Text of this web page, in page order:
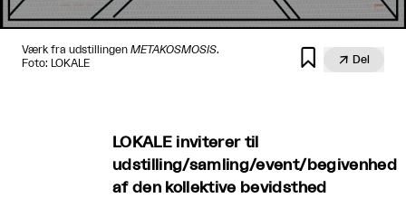
Værk fra udstillingen METAKOSMOSIS.
Foto: LOKALE
  Del
LOKALE inviterer til
udstilling/samling/event/begivenhed
af den kollektive bevidsthed